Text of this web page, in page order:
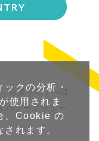
企業サイトへ
バシーポリシー
ックの分析・
使用されま
、Cookie の
れます。